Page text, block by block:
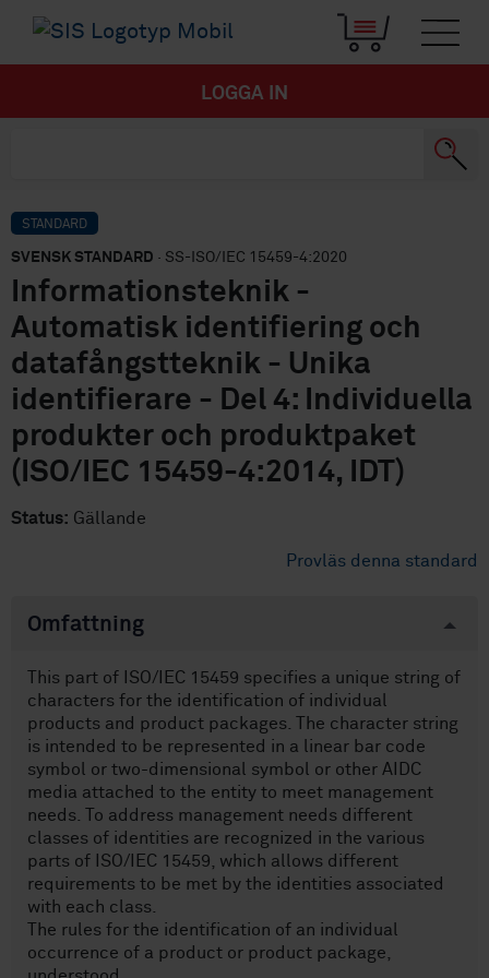
LOGGA IN
STANDARD
SVENSK STANDARD · SS-ISO/IEC 15459-4:2020
Informationsteknik -
Automatisk identifiering och
datafångstteknik - Unika
identifierare - Del 4: Individuella
produkter och produktpaket
(ISO/IEC 15459-4:2014, IDT)
Status: Gällande
Provläs denna standard
Omfattning
This part of ISO/IEC 15459 specifies a unique string of
characters for the identification of individual
products and product packages. The character string
is intended to be represented in a linear bar code
symbol or two-dimensional symbol or other AIDC
media attached to the entity to meet management
needs. To address management needs different
classes of identities are recognized in the various
parts of ISO/IEC 15459, which allows different
requirements to be met by the identities associated
with each class.
The rules for the identification of an individual
occurrence of a product or product package,